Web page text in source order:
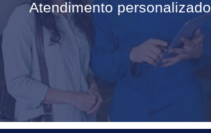
Atendimento personalizado